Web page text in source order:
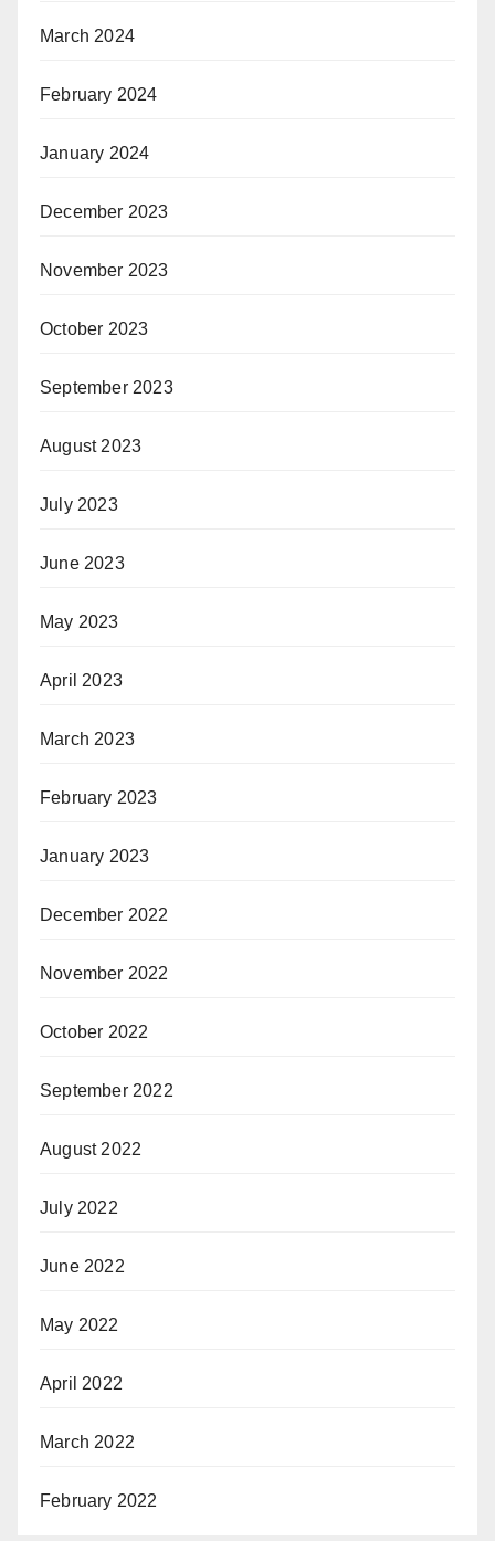
March 2024
February 2024
January 2024
December 2023
November 2023
October 2023
September 2023
August 2023
July 2023
June 2023
May 2023
April 2023
March 2023
February 2023
January 2023
December 2022
November 2022
October 2022
September 2022
August 2022
July 2022
June 2022
May 2022
April 2022
March 2022
February 2022